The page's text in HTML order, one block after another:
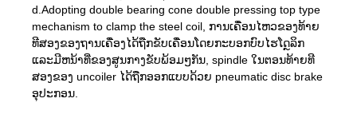
d.Adopting double bearing cone double pressing top type
mechanism to clamp the steel coil, ການເຄື່ອນໄຫວຂອງທ້າຍ
ທີສອງຂອງຖານເຄື່ອງໄດ້ຖືກຂັບເຄື່ອນໂດຍກະບອກບົບໄຮໂດຼລິກ
ແລະມີຫນ້າທີ່ຂອງສູນກາງຂັບພ້ອມໆກັນ, spindle ໃນຕອນທ້າຍທີ
ສອງຂອງ uncoiler ໄດ້ຖືກອອກແບບດ້ວຍ pneumatic disc brake
ອຸປະກອນ.